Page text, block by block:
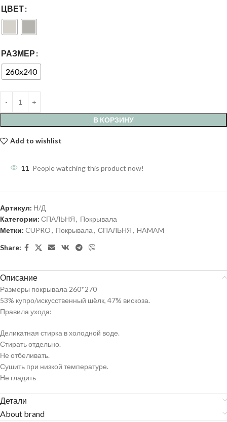
ЦВЕТ
РАЗМЕР
260x240
В КОРЗИНУ
Add to wishlist
11 People watching this product now!
Артикул: Н/Д
Категории: СПАЛЬНЯ, Покрывала
Метки: CUPRO, Покрывала, СПАЛЬНЯ, HAMAM
Share:
Описание
Размеры покрывала 260*270
53% купро/искусственный шёлк, 47% вискоза.
Правила ухода:
Деликатная стирка в холодной воде.
Стирать отдельно.
Не отбеливать.
Сушить при низкой температуре.
Не гладить
Детали
About brand